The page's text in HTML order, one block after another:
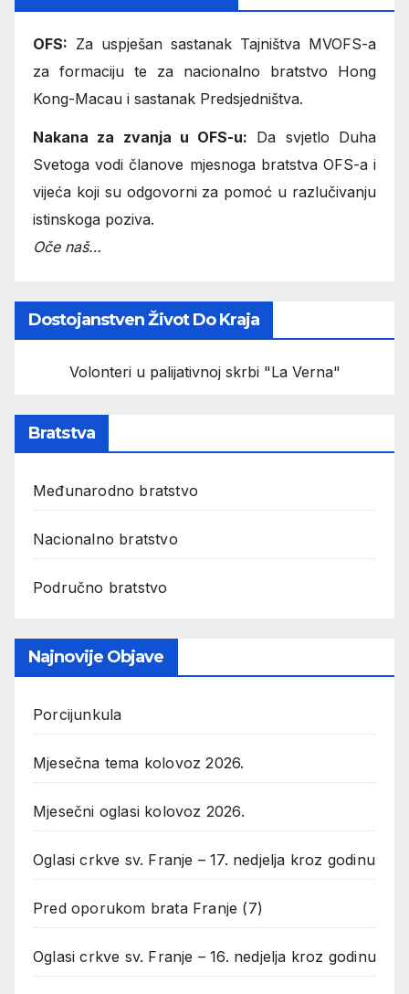
OFS: Za uspješan sastanak Tajništva MVOFS-a
za formaciju te za nacionalno bratstvo Hong
Kong-Macau i sastanak Predsjedništva.
Nakana za zvanja u OFS-u: Da svjetlo Duha
Svetoga vodi članove mjesnoga bratstva OFS-a i
vijeća koji su odgovorni za pomoć u razlučivanju
istinskoga poziva.
Oče naš…
Dostojanstven Život Do Kraja
Volonteri u palijativnoj skrbi "La Verna"
Bratstva
Međunarodno bratstvo
Nacionalno bratstvo
Područno bratstvo
Najnovije Objave
Porcijunkula
Mjesečna tema kolovoz 2026.
Mjesečni oglasi kolovoz 2026.
Oglasi crkve sv. Franje – 17. nedjelja kroz godinu
Pred oporukom brata Franje (7)
Oglasi crkve sv. Franje – 16. nedjelja kroz godinu